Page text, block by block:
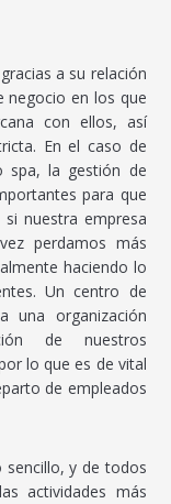
a su relación
negocio en los que
con ellos, así
En el caso de
spa, la gestión de
para que
nuestra empresa
perdamos más
haciendo lo
Un centro de
una organización
de nuestros
lo que es de vital
de empleados
sencillo, y de todos
actividades más